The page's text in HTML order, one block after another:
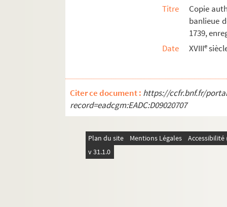
Titre
Copie
banlieue
1739,
Date
XVIIIe
Citer ce document : https://ccfr.bnf.fr/
record=eadcgm:EADC:D09020707
Plan du site Mentions Légales
v 31.1.0